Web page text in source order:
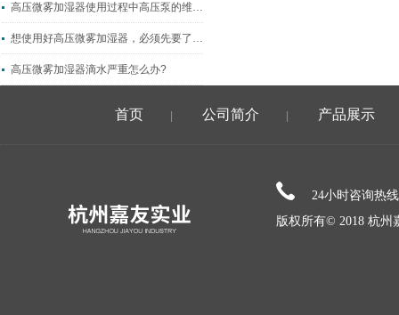
高压微雾加湿器使用过程中高压泵的维护常识
想使用好高压微雾加湿器，必须先要了解它的特点
高压微雾加湿器滴水严重怎么办?
首页 公司简介 产品展示
24小时咨询热
版权所有© 2018 杭州